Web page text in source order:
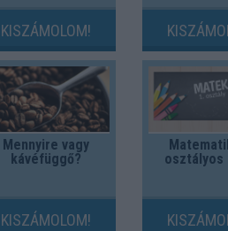
valaha!
KISZÁMOLOM!
Mennyire vagy
kávéfüggő?
KISZÁMOLOM!